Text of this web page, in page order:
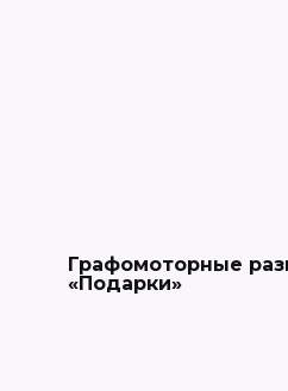
Графомоторные
«Подарки»